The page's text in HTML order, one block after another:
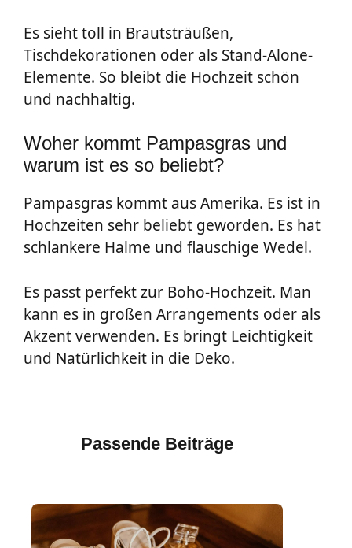
Es sieht toll in Brautsträußen,
Tischdekorationen oder als Stand-Alone-
Elemente. So bleibt die Hochzeit schön
und nachhaltig.
Woher kommt Pampasgras und
warum ist es so beliebt?
Pampasgras kommt aus Amerika. Es ist in
Hochzeiten sehr beliebt geworden. Es hat
schlankere Halme und flauschige Wedel.
Es passt perfekt zur Boho-Hochzeit. Man
kann es in großen Arrangements oder als
Akzent verwenden. Es bringt Leichtigkeit
und Natürlichkeit in die Deko.
Passende Beiträge